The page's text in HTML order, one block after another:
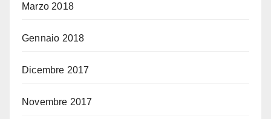
Marzo 2018
Gennaio 2018
Dicembre 2017
Novembre 2017